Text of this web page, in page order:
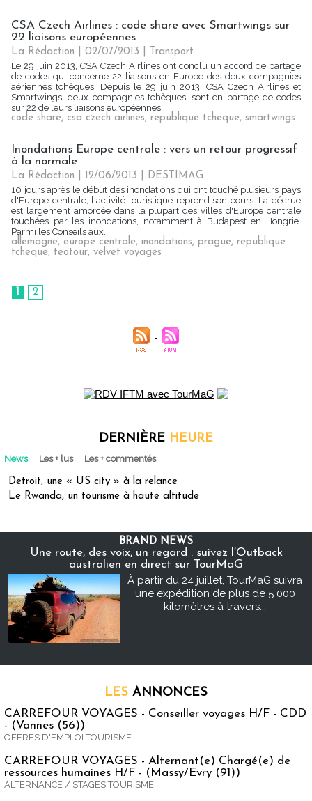
CSA Czech Airlines : code share avec Smartwings sur
22 liaisons européennes
La Rédaction | 02/07/2013
Transport
Le 29 juin 2013, CSA Czech Airlines ont conclu un accord de partage
de codes qui concerne 22 liaisons en Europe des deux compagnies
aériennes tchèques. Depuis le 29 juin 2013, CSA Czech Airlines et
Smartwings, deux compagnies tchèques, sont en partage de codes
sur 22 de leurs liaisons européennes...
code share, csa czech airlines, republique tcheque, smartwings
Inondations Europe centrale : vers un retour progressif
à la normale
La Rédaction | 12/06/2013
DESTIMAG
10 jours après le début des inondations qui ont touché plusieurs pays
d'Europe centrale, l'activité touristique reprend son cours. La décrue
est largement amorcée dans la plupart des villes d'Europe centrale
touchées par les inondations, notamment à Budapest en Hongrie.
Parmi les Conseils aux...
allemagne, europe centrale, inondations, prague, republique
tcheque, teotour, velvet voyages
1 2
DERNIÈRE HEURE
News Les + lus Les + commentés
Detroit, une « US city » à la relance
Le Rwanda, un tourisme à haute altitude
BRAND NEWS
Une route, des voix, un regard : suivez l’Outback
australien en direct sur TourMaG
À partir du 24 juillet, TourMaG suivra
une expédition de plus de 5 000
kilomètres à travers...
LES ANNONCES
CARREFOUR VOYAGES - Conseiller voyages H/F - CDD
- (Vannes (56))
OFFRES D'EMPLOI TOURISME
CARREFOUR VOYAGES - Alternant(e) Chargé(e) de
ressources humaines H/F - (Massy/Evry (91))
ALTERNANCE / STAGES TOURISME